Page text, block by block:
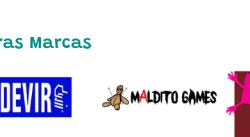
Marcas